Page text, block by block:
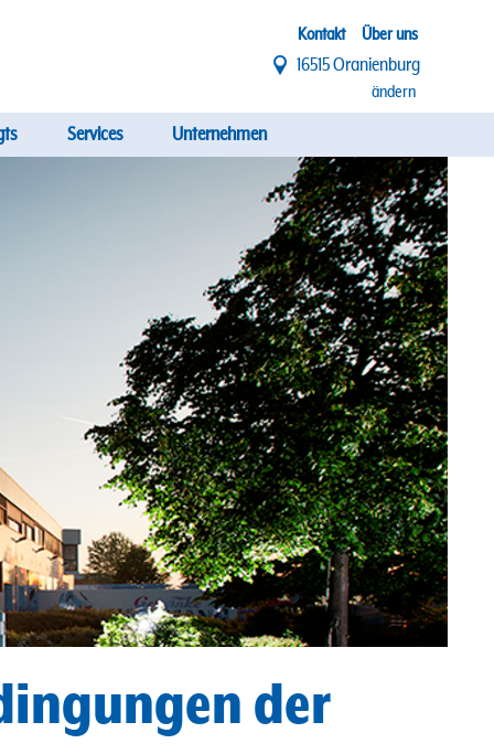
Top
Menü
Kontakt Über uns
16515 Oranienburg
ändern
Services Unternehmen
der